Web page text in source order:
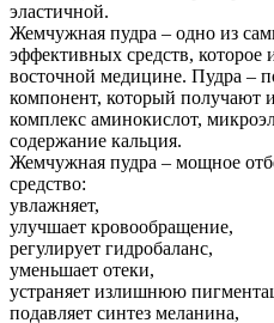
эластичной.
Жемчужная пудра – одно из
эффективных средств, которое
восточной медицине. Пудра –
компонент, который получают
комплекс аминокислот,
содержание кальция.
Жемчужная пудра – мощное
средство:
увлажняет,
улучшает кровообращение,
регулирует гидробаланс,
уменьшает отеки,
устраняет излишнюю
подавляет синтез меланина,